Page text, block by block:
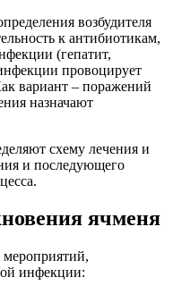
возбудителя
к антибиотикам,
(гепатит,
провоцирует
вариант – поражений
назначают
схему лечения и
и последующего
ячменя
инфекции: